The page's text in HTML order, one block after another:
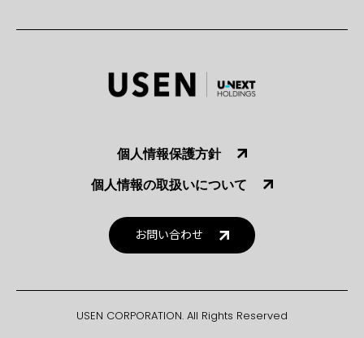
個人情報保護方針
個人情報の取扱いについて
お問い合わせ
USEN CORPORATION. All Rights Reserved